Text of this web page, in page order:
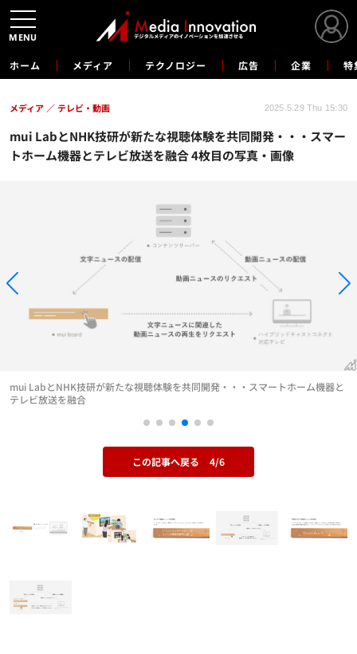
ホーム メディア テクノロジー 広告 企業 特
mui LabとNHK技研が新たな視聴体験を共同開発・・・スマー
トホーム機器とテレビ放送を融合 4枚目の写真・画像
メディア テレビ・動画 2025.5.29 Thu 15:30
mui LabとNHK技研が新たな視聴体験を共同開発・・・スマートホーム機器と
テレビ放送を融合
この記事へ戻る 4/6
MENU